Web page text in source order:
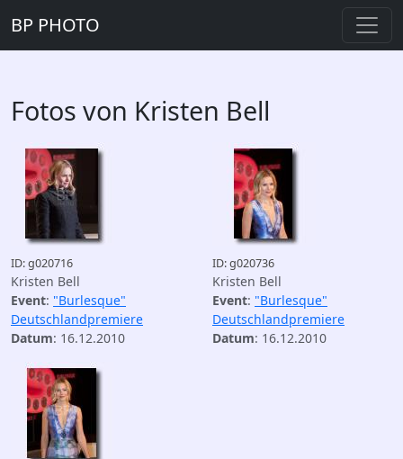
BP PHOTO
Fotos von Kristen Bell
ID: g020716
Kristen Bell
Event: "Burlesque"
Deutschlandpremiere
Datum: 16.12.2010
ID: g020736
Kristen Bell
Event: "Burlesque"
Deutschlandpremiere
Datum: 16.12.2010